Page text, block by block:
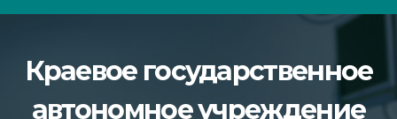
Перейти
содержимому
Краевое государственное
автономное учреждение